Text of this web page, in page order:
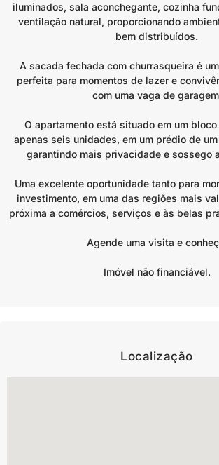
iluminados, sala aconchegante, cozinha
ventilação natural, proporcionando
bem distribuídos.
A sacada fechada com churrasqueira é
perfeita para momentos de lazer e
com uma vaga de
O apartamento está situado em um
apenas seis unidades, em um prédio de
garantindo mais privacidade e sossego
Uma excelente oportunidade tanto para
investimento, em uma das regiões mais
próxima a comércios, serviços e às belas
Agende uma visita e
Imóvel não financiável.
Localização